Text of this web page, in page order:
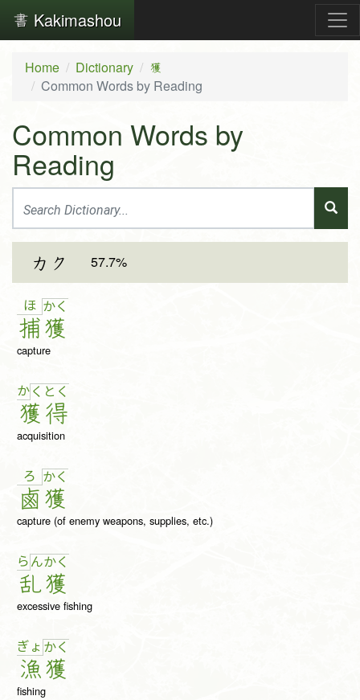
Kakimashou
Home Dictionary 獲
Common Words by Reading
Common Words by
Reading
カク 57.7%
ほ
捕
かく
獲
capture
か く
獲
と く
得
acquisition
ろ
鹵
かく
獲
capture (of enemy weapons, supplies, etc.)
ら ん
乱
かく
獲
excessive fishing
ぎょ
漁
かく
獲
fishing